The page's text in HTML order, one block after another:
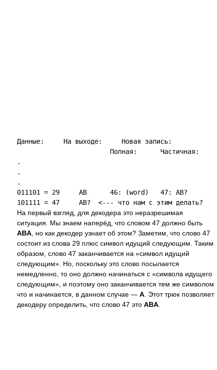
Данные:     На выходе:     Новая запись:
                        Полная:      Частичная:
.
.
.
011101 = 29     AB      46: (word)   47: AB?
На первый взгляд, для декодера это неразрешимая
ситуация. Мы знаем наперёд, что словом 47 должно быть
ABA, но как декодер узнает об этом? Заметим, что слово 47
состоит из слова 29 плюс символ идущий следующим. Таким
образом, слово 47 заканчивается на «символ идущий
следующим». Но, поскольку это слово посылается
немедленно, то оно должно начинаться с «символа идущего
следующим», и поэтому оно заканчивается тем же символом
что и начинается, в данном случае — A. Этот трюк позволяет
декодеру определить, что слово 47 это ABA.